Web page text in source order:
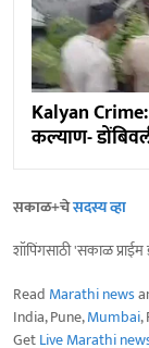
Kalyan
कल्याण-
सकाळ+चेसदस्य व्हा
शॉपिंगसाठी 'सकाळ
Read Marathi news
India, Pune,Mumbai,
GetLive Marathi